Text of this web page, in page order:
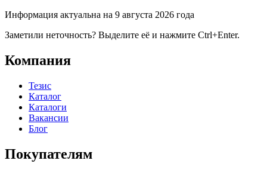
Информация актуальна на 9 августа 2026 года
Заметили неточность? Выделите её и нажмите Ctrl+Enter.
Компания
Тезис
Каталог
Каталоги
Вакансии
Блог
Покупателям